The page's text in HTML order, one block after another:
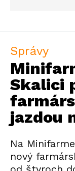
Správy
Skalici
jazdou
Na
nový